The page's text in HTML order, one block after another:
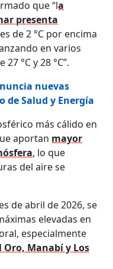
que “la
presenta
de 2 °C por encima
en varios
°C y 28 °C”.
nuevas
Salud y Energía
más cálido en
aportan mayor
, lo que
del aire se
de abril de 2026, se
elevadas en
especialmente
Oro, Manabí y Los